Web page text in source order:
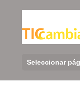
Seleccionar